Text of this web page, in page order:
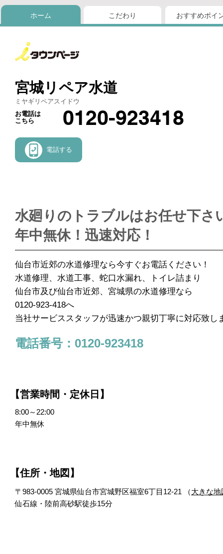
ホーム こだわり おすすめポイ
宮城リペア水道
ミヤギリペアスイドウ
お電話は
こちら
0120-923418
電話する
水廻りのトラブルはお任せ下さ
年中無休！迅速対応！
仙台市近郊の水道修理なら今すぐお電話ください！
水道修理、水道工事、蛇口水漏れ、トイレ詰まり
仙台市及び仙台市近郊、宮城県の水道修理なら
0120-923-418へ
当社サービススタッフが迅速かつ親切丁寧に対応致し
電話番号：0120-923418
【営業時間・定休日】
8:00～22:00
年中無休
【住所・地図】
〒983-0005 宮城県仙台市宮城野区福室6丁目12-21 （大きな
仙石線・陸前高砂駅徒歩15分